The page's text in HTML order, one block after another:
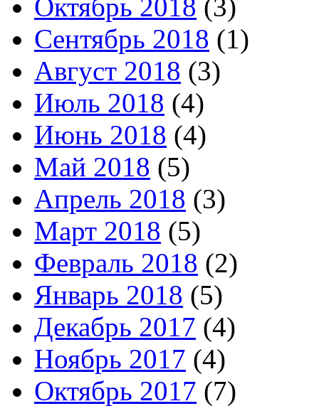
Октябрь 2018 (3)
Сентябрь 2018 (1)
Август 2018 (3)
Июль 2018 (4)
Июнь 2018 (4)
Май 2018 (5)
Апрель 2018 (3)
Март 2018 (5)
Февраль 2018 (2)
Январь 2018 (5)
Декабрь 2017 (4)
Ноябрь 2017 (4)
Октябрь 2017 (7)